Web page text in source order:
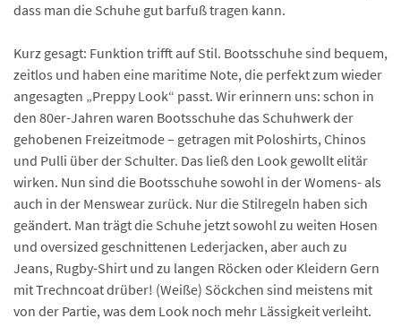
dass man die Schuhe gut barfuß tragen kann.
Kurz gesagt: Funktion trifft auf Stil. Bootsschuhe sind bequem,
zeitlos und haben eine maritime Note, die perfekt zum wieder
angesagten „Preppy Look“ passt. Wir erinnern uns: schon in
den 80er-Jahren waren Bootsschuhe das Schuhwerk der
gehobenen Freizeitmode – getragen mit Poloshirts, Chinos
und Pulli über der Schulter. Das ließ den Look gewollt elitär
wirken. Nun sind die Bootsschuhe sowohl in der Womens- als
auch in der Menswear zurück. Nur die Stilregeln haben sich
geändert. Man trägt die Schuhe jetzt sowohl zu weiten Hosen
und oversized geschnittenen Lederjacken, aber auch zu
Jeans, Rugby-Shirt und zu langen Röcken oder Kleidern Gern
mit Trechncoat drüber! (Weiße) Söckchen sind meistens mit
von der Partie, was dem Look noch mehr Lässigkeit verleiht.